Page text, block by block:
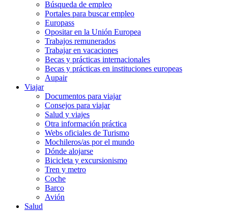
Búsqueda de empleo
Portales para buscar empleo
Europass
Opositar en la Unión Europea
Trabajos remunerados
Trabajar en vacaciones
Becas y prácticas internacionales
Becas y prácticas en instituciones europeas
Aupair
Viajar
Documentos para viajar
Consejos para viajar
Salud y viajes
Otra información práctica
Webs oficiales de Turismo
Mochileros/as por el mundo
Dónde alojarse
Bicicleta y excursionismo
Tren y metro
Coche
Barco
Avión
Salud